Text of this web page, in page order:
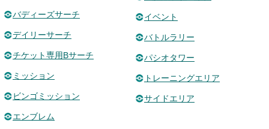
バディーズサーチ
デイリーサーチ
チケット専用Bサーチ
ミッション
ビンゴミッション
エンブレム
イベント
バトルラリー
パシオタワー
トレーニングエリア
サイドエリア